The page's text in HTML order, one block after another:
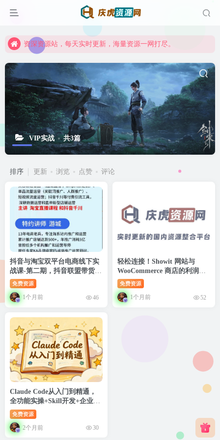
资深资源站，每天实时更新，海量资源一网打尽。
【启明网】找项目 + 低成本创业 + 减少信息差 + 见识各种项目 + 提升网创认知。
资深资源站，每天实时更新，海量资源一网打尽。
VIP实战 共3篇
排序 更新 浏览 点赞 评论
抖音与淘宝双平台电商线下实
战课-第二期，抖音联盟带货
+淘系控费与螺旋起爆全套落
地教学
免费资源
1个月前 46
轻松连接！Showit 网站与
WooCommerce 商店的利润指
南！【原创双语字幕】
免费资源
1个月前 52
Claude Code从入门到精通，
全功能实操+Skill开发+企业级
插件
免费资源
2个月前 30